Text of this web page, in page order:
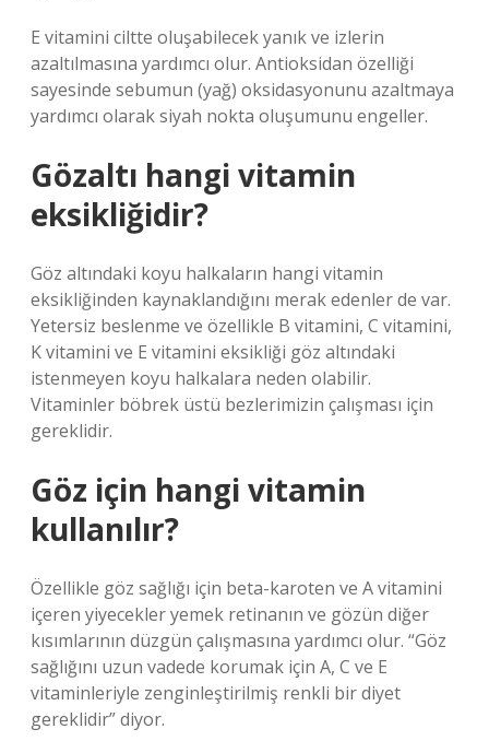
E vitamini ciltte oluşabilecek yanık ve izlerin
azaltılmasına yardımcı olur. Antioksidan özelliği
sayesinde sebumun (yağ) oksidasyonunu azaltmaya
yardımcı olarak siyah nokta oluşumunu engeller.
Gözaltı hangi vitamin
eksikliğidir?
Göz altındaki koyu halkaların hangi vitamin
eksikliğinden kaynaklandığını merak edenler de var.
Yetersiz beslenme ve özellikle B vitamini, C vitamini,
K vitamini ve E vitamini eksikliği göz altındaki
istenmeyen koyu halkalara neden olabilir.
Vitaminler böbrek üstü bezlerimizin çalışması için
gereklidir.
Göz için hangi vitamin
kullanılır?
Özellikle göz sağlığı için beta-karoten ve A vitamini
içeren yiyecekler yemek retinanın ve gözün diğer
kısımlarının düzgün çalışmasına yardımcı olur. “Göz
sağlığını uzun vadede korumak için A, C ve E
vitaminleriyle zenginleştirilmiş renkli bir diyet
gereklidir” diyor.